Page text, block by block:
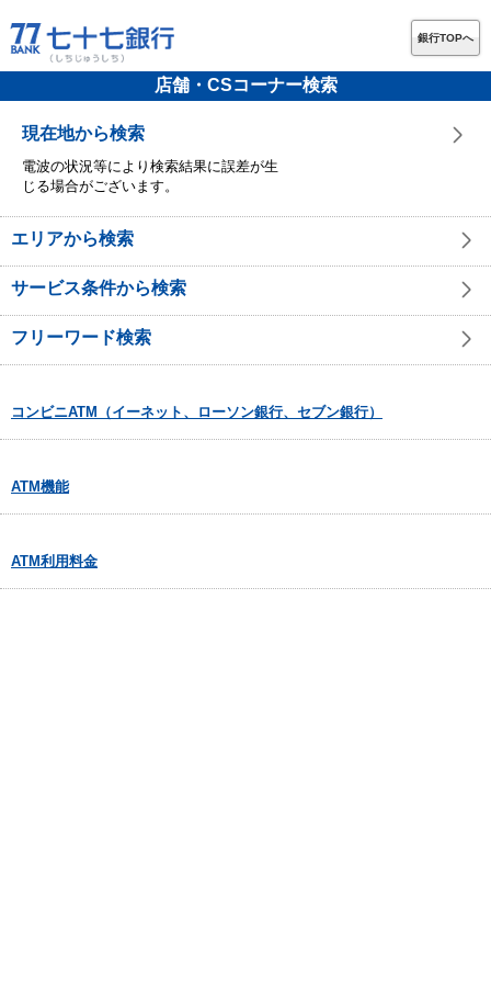
銀行TOPへ
店舗・CSコーナー検索
現在地から検索
電波の状況等により検索結果に誤差が生
じる場合がございます。
エリアから検索
サービス条件から検索
フリーワード検索
コンビニATM（イーネット、ローソン銀行、セブン銀行）
ATM機能
ATM利用料金